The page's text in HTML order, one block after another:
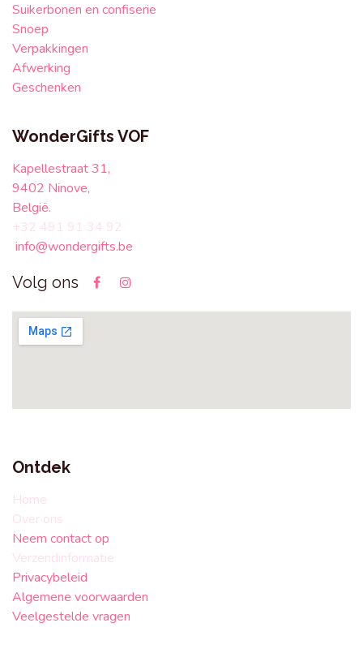
Suikerbonen en confiserie
Snoep
Verpakkingen
Afwerking
Geschenken
WonderGifts VOF
Kapellestraat 31,
9402 Ninove,
België.
+32 491 91 34 92
info@wondergifts.be
Volg ons
Ontdek
Home
Over ons
Neem contact op
Verzendinformatie
Privacybeleid
Algemene voorwaarden
Veelgestelde vragen